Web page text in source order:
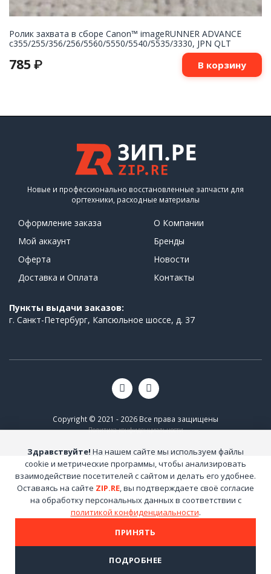
Ролик захвата в сборе Canon™ imageRUNNER ADVANCE
c355/255/356/256/5560/5550/5540/5535/3330, JPN QLT
785 ₽ В корзину
Новые и профессионально восстановленные запчасти для
оргтехники, расходные материалы
Оформление заказа
Мой аккаунт
Оферта
Доставка и Оплата
О Компании
Бренды
Новости
Контакты
Пункты выдачи заказов:
г. Санкт-Петербург, Капсюльное шоссе, д. 37
Copyright © 2021 - 2026 Все права защищены
Политика конфиденциальности
Здравствуйте! На нашем сайте мы используем файлы
cookie и метрические программы, чтобы анализировать
взаимодействие посетителей с сайтом и делать его удобнее.
Оставаясь на сайте ZIP.RE, вы подтверждаете своё согласие
на обработку персональных данных в соответствии с
политикой конфиденциальности.
ПРИНЯТЬ
ПОДРОБНЕЕ